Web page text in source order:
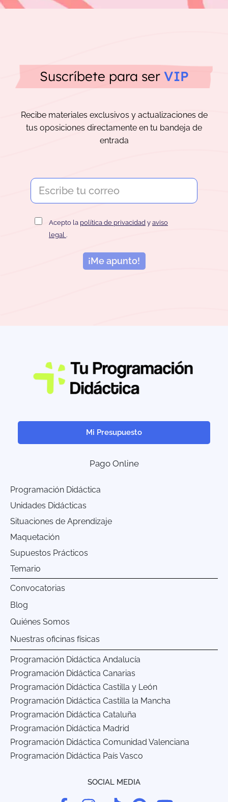
Suscríbete para ser VIP
Recibe materiales exclusivos y actualizaciones de
tus oposiciones directamente en tu bandeja de
entrada
Acepto la política de privacidad y aviso
legal .
¡Me apunto!
Mi Presupuesto
Pago Online
Programación Didáctica
Unidades Didácticas
Situaciones de Aprendizaje
Maquetación
Supuestos Prácticos
Temario
Programación Didáctica Andalucía
Programación Didáctica Canarias
Programación Didáctica Castilla y León
Programación Didáctica Castilla la Mancha
Programación Didáctica Cataluña
Programación Didáctica Madrid
Programación Didáctica Comunidad Valenciana
Programación Didáctica País Vasco
Convocatorias
Blog
Quiénes Somos
Nuestras oficinas físicas
SOCIAL MEDIA